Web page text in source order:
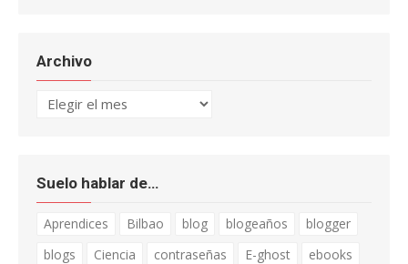
Archivo
Archivo
Suelo hablar de…
Aprendices Bilbao blog blogeaños
blogger
blogs
Ciencia contraseñas E-ghost
ebooks